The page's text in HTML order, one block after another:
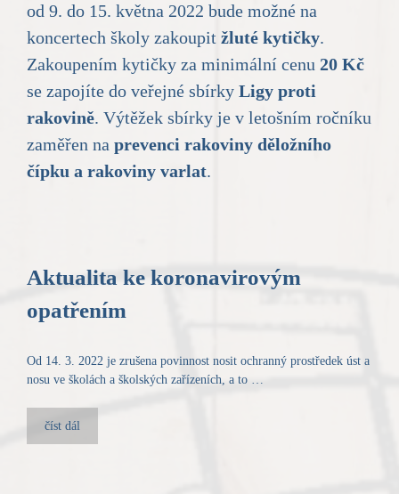
od 9. do 15. května 2022 bude možné na
koncertech školy zakoupit žluté kytičky.
Zakoupením kytičky za minimální cenu 20 Kč
se zapojíte do veřejné sbírky Ligy proti
rakovině. Výtěžek sbírky je v letošním ročníku
zaměřen na prevenci rakoviny děložního
čípku a rakoviny varlat.
Aktualita ke koronavirovým
opatřením
Od 14. 3. 2022 je zrušena povinnost nosit ochranný prostředek úst a
nosu ve školách a školských zařízeních, a to …
číst dál